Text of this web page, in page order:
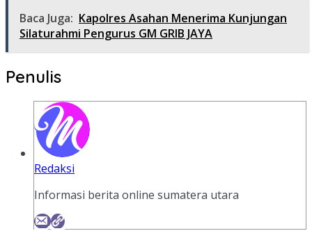
Baca Juga: Kapolres Asahan Menerima Kunjungan
Silaturahmi Pengurus GM GRIB JAYA
Penulis
Redaksi
Informasi berita online sumatera utara